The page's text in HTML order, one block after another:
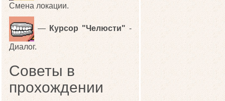
Смена локации.
— Курсор "Челюсти" -
Диалог.
Советы в
прохождении